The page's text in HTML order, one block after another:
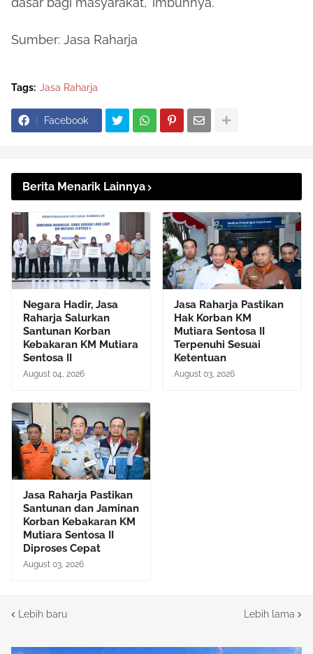
Sumber: Jasa Raharja
Tags: Jasa Raharja
Facebook
Berita Menarik Lainnya
Negara Hadir, Jasa
Raharja Salurkan
Santunan Korban
Kebakaran KM Mutiara
Sentosa II
August 04, 2026
Jasa Raharja Pastikan
Hak Korban KM
Mutiara Sentosa II
Terpenuhi Sesuai
Ketentuan
August 03, 2026
Jasa Raharja Pastikan
Santunan dan Jaminan
Korban Kebakaran KM
Mutiara Sentosa II
Diproses Cepat
August 03, 2026
Lebih baru Lebih lama